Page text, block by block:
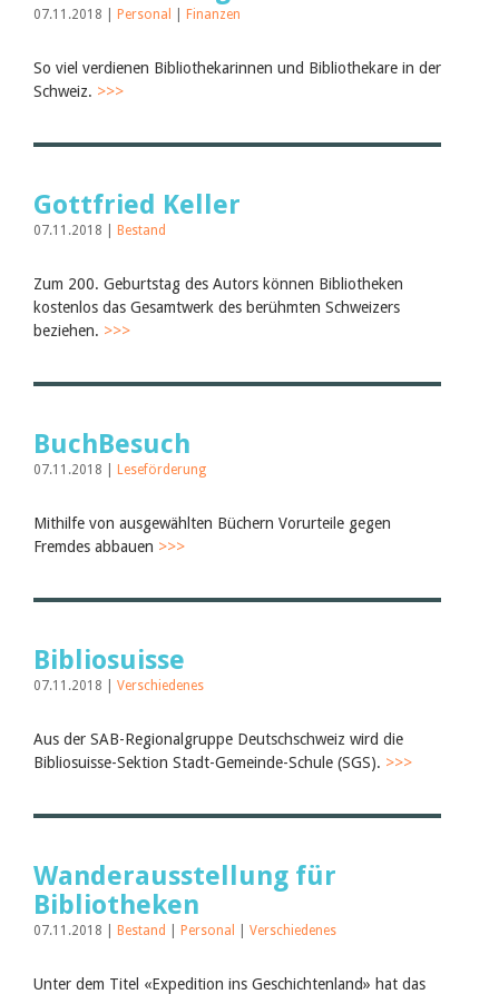
07.11.2018 | Personal Finanzen
So viel verdienen Bibliothekarinnen und Bibliothekare in der
Schweiz. >>>
Gottfried Keller
07.11.2018 | Bestand
Zum 200. Geburtstag des Autors können Bibliotheken
kostenlos das Gesamtwerk des berühmten Schweizers
beziehen. >>>
BuchBesuch
07.11.2018 | Leseförderung
Mithilfe von ausgewählten Büchern Vorurteile gegen
Fremdes abbauen >>>
Bibliosuisse
07.11.2018 | Verschiedenes
Aus der SAB-Regionalgruppe Deutschschweiz wird die
Bibliosuisse-Sektion Stadt-Gemeinde-Schule (SGS). >>>
Wanderausstellung für
Bibliotheken
07.11.2018 | Bestand Personal Verschiedenes
Unter dem Titel «Expedition ins Geschichtenland» hat das